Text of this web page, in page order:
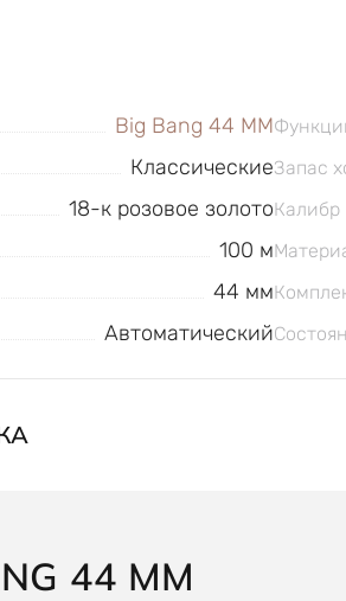
Big Bang 44 MM
Классические
18-к розовое золото
100 м
44 мм
Автоматический
Запас
Калибр
44 MM